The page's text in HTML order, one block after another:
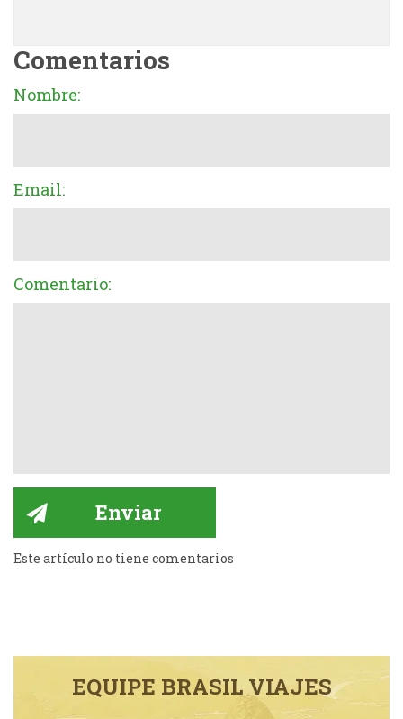
Comentarios
Nombre:
Email:
Comentario:
Este artículo no tiene comentarios
EQUIPE BRASIL VIAJES